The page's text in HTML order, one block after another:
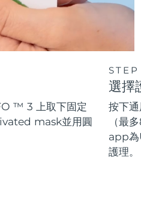
™ 3 上取下固定
mask並用圓
選擇
按下
（最
app
護理。